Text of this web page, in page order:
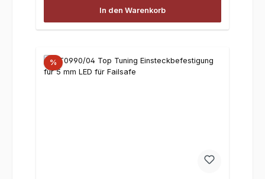
In den Warenkorb
%